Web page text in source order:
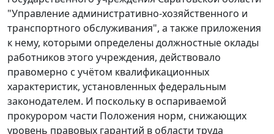
"Управление административно-хозяйственного и
транспортного обслуживания", а также приложения
к нему, которыми определены должностные оклады
работников этого учреждения, действовало
правомерно с учётом квалификационных
характеристик, установленных федеральным
законодателем. И поскольку в оспариваемой
прокурором части Положения норм, снижающих
уровень правовых гарантий в области труда